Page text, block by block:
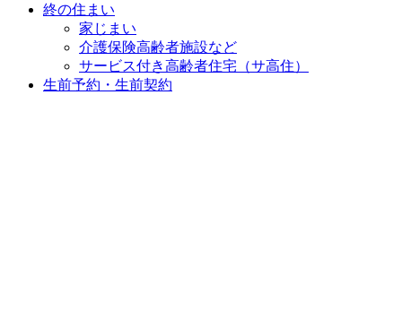
終の住まい
家じまい
介護保険高齢者施設など
サービス付き高齢者住宅（サ高住）
生前予約・生前契約